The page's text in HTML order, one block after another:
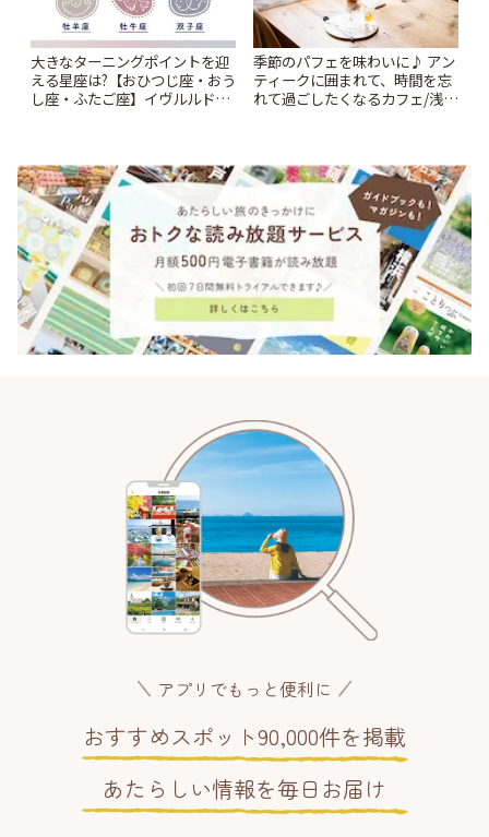
大きなターニングポイントを迎
える星座は?【おひつじ座・おう
し座・ふたご座】イヴルルド遙
季節のパフェを味わいに♪ アン
ティークに囲まれて、時間を忘
れて過ごしたくなるカフェ/浅草
アプリでもっと便利に
おすすめスポット90,000件を掲載
あたらしい情報を毎日お届け